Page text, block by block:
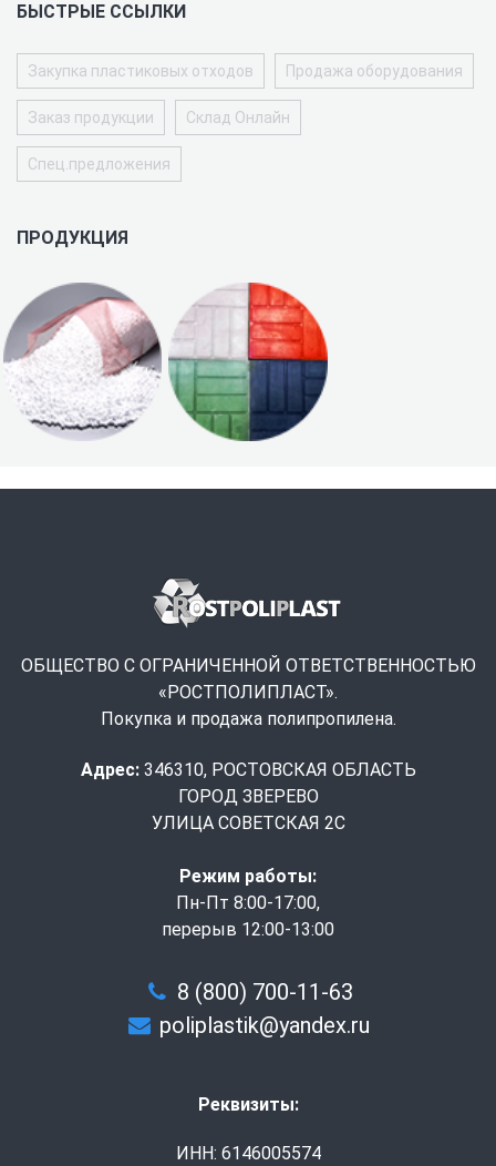
БЫСТРЫЕ ССЫЛКИ
Закупка пластиковых отходов Продажа оборудования
Заказ продукции Склад Онлайн
Спец.предложения
ПРОДУКЦИЯ
ОБЩЕСТВО С ОГРАНИЧЕННОЙ ОТВЕТСТВЕННОСТЬЮ
«РОСТПОЛИПЛАСТ».
Покупка и продажа полипропилена.
Адрес: 346310, РОСТОВСКАЯ ОБЛАСТЬ
ГОРОД ЗВЕРЕВО
УЛИЦА СОВЕТСКАЯ 2С
Режим работы:
Пн-Пт 8:00-17:00,
перерыв 12:00-13:00
8 (800) 700-11-63
poliplastik@yandex.ru
Реквизиты:
ИНН: 6146005574